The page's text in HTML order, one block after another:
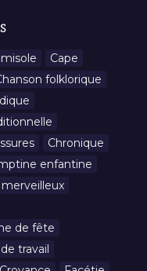
Cape
folklorique
Chronique
enfantine
de fête
travail